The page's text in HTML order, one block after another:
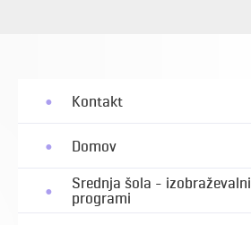
Kontakt
Domov
Srednja šola - izobraževalni
programi